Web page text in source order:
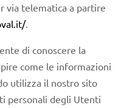
via telematica a partire
.
di conoscere la
come le informazioni
utilizza il nostro sito
personali degli Utenti